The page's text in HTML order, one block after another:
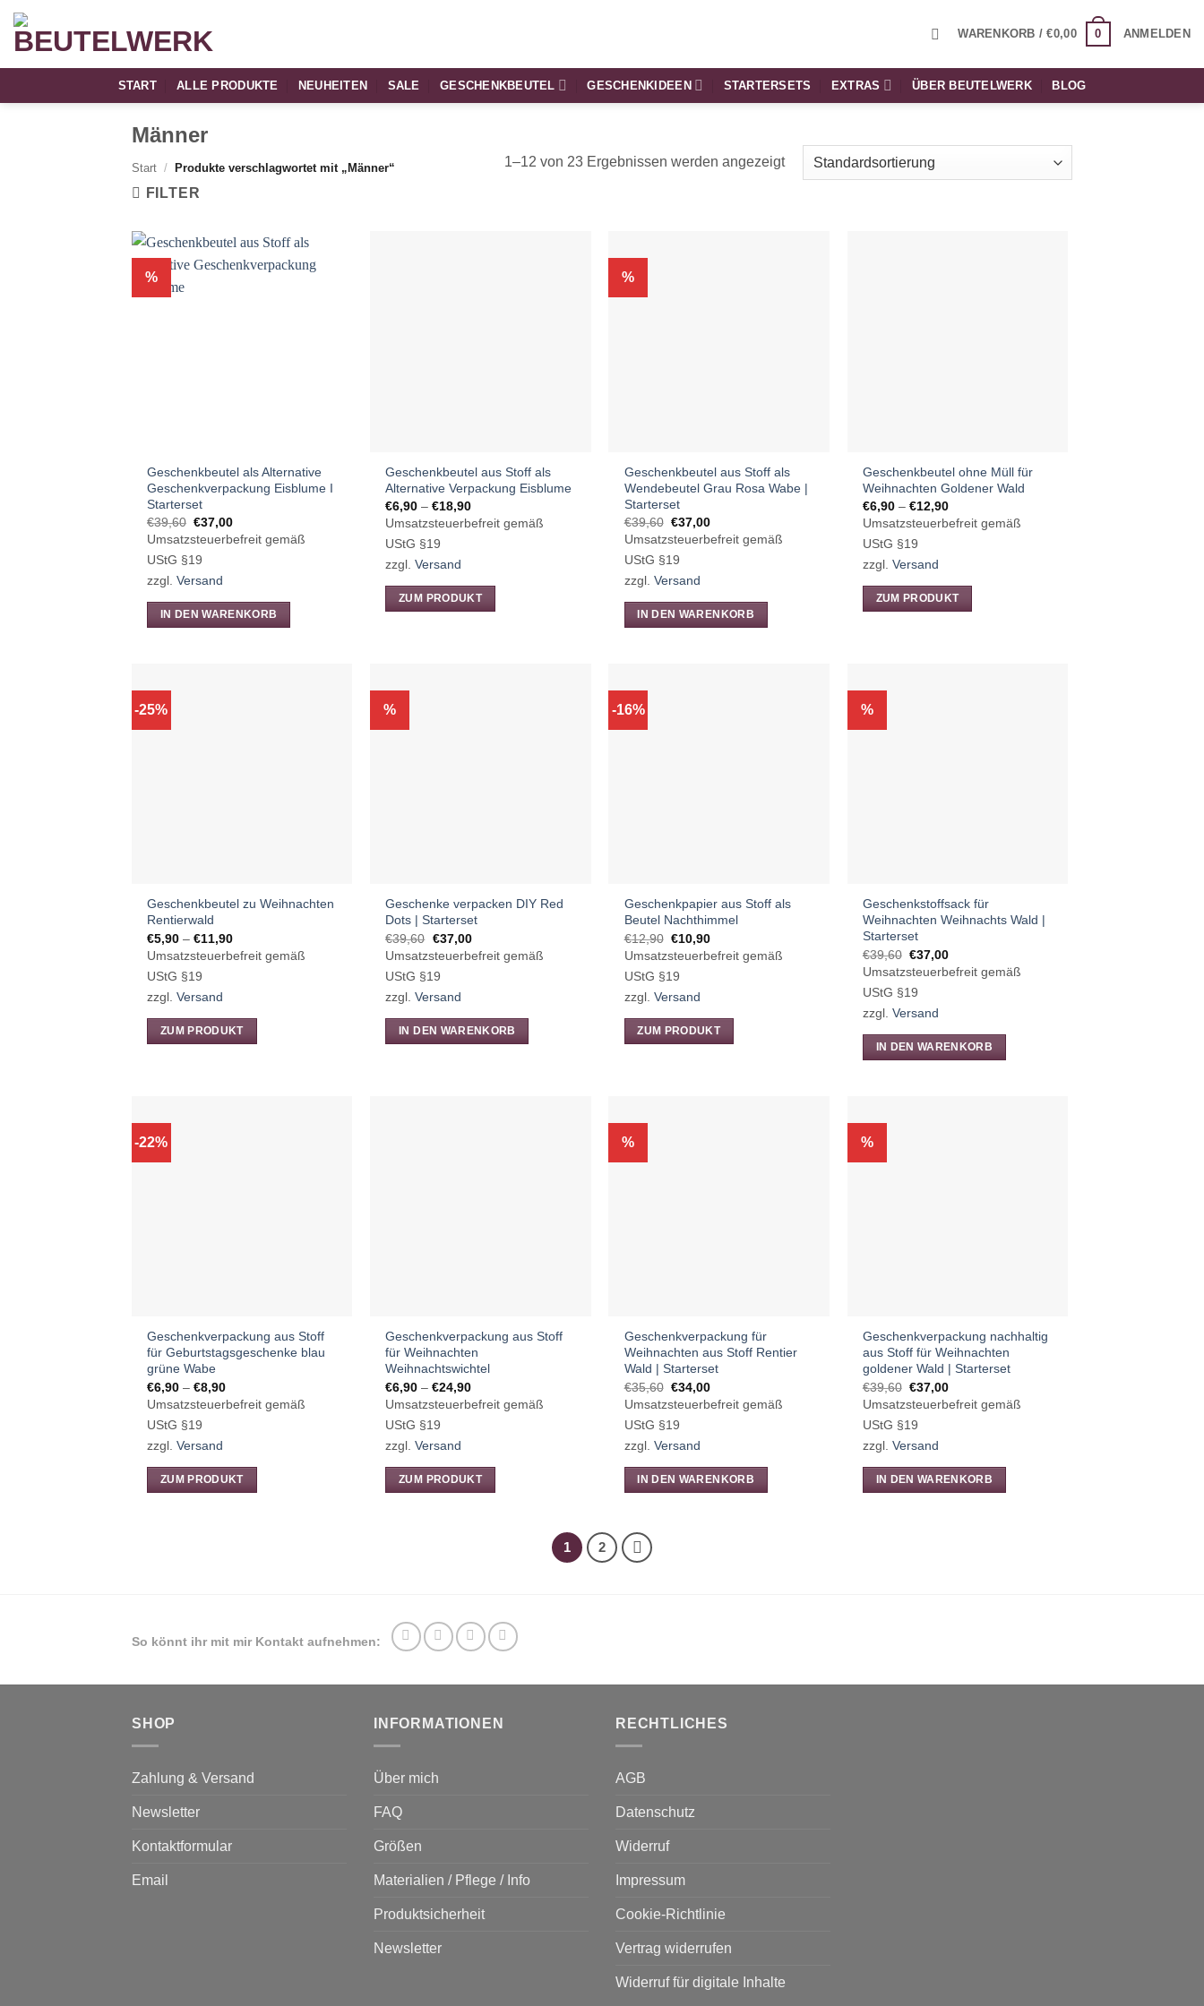
Zum
Inhalt
springen
WARENKORB /€0,00 0 ANMELDEN
START ALLE PRODUKTE NEUHEITEN SALE GESCHENKBEUTEL GESCHENKIDEEN STARTERSETS EXTRAS ÜBER BEUTELWERK BLOG
Männer
Start / Produkte verschlagwortet mit „Männer“
FILTER
1–12 von 23 Ergebnissen werden angezeigt
%
Geschenkbeutel als Alternative
Geschenkverpackung Eisblume I
Starterset
€39,60 Ursprünglicher
Preis
war:
€39,60
€37,00Aktueller
Preis
ist:
Umsatzsteuerbefreit gemäß
UStG §19
zzgl.Versand
IN DEN WARENKORB
Geschenkbeutel aus Stoff als
Alternative Verpackung Eisblume
€6,90 –€18,90Preisspanne:
€6,90
bis
Umsatzsteuerbefreit gemäß
UStG §19
zzgl.Versand
ZUM PRODUKT
Varianten
%
Geschenkbeutel aus Stoff als
Wendebeutel Grau Rosa Wabe |
Starterset
€39,60 Ursprünglicher
Preis
war:
€39,60
€37,00Aktueller
Preis
ist:
Umsatzsteuerbefreit gemäß
UStG §19
zzgl. Versand
IN DEN WARENKORB
Geschenkbeutel ohne Müll für
Weihnachten Goldener Wald
€6,90 – €12,90Preisspanne:
€6,90
bis
Umsatzsteuerbefreit gemäß
UStG §19
zzgl. Versand
ZUM PRODUKT
Varianten
-25%
Geschenkbeutel zu Weihnachten
Rentierwald
€5,90 –€11,90Preisspanne:
€5,90
bis
Umsatzsteuerbefreit gemäß
UStG §19
zzgl.Versand
ZUM PRODUKT
Varianten
%
Geschenke verpacken DIY Red
Dots | Starterset
€39,60 Ursprünglicher
Preis
war:
€39,60
€37,00Aktueller
Preis
ist:
Umsatzsteuerbefreit gemäß
UStG §19
zzgl.Versand
IN DEN WARENKORB
-16%
Geschenkpapier aus Stoff als
Beutel Nachthimmel
€12,90 Ursprünglicher
Preis
war:
€12,90
€10,90Aktueller
Preis
ist:
Umsatzsteuerbefreit gemäß
UStG §19
zzgl. Versand
ZUM PRODUKT
Varianten
%
Geschenkstoffsack für
Weihnachten Weihnachts Wald |
Starterset
€39,60 Ursprünglicher
Preis
war:
€39,60
€37,00Aktueller
Preis
ist:
Umsatzsteuerbefreit gemäß
UStG §19
zzgl. Versand
IN DEN WARENKORB
-22%
Geschenkverpackung aus Stoff
für Geburtstagsgeschenke blau
grüne Wabe
€6,90 –€8,90Preisspanne:
€6,90
bis
Umsatzsteuerbefreit gemäß
UStG §19
zzgl.Versand
ZUM PRODUKT
Optionen
auf
Produktseite
gewählt
werden
Geschenkverpackung aus Stoff
für Weihnachten
Weihnachtswichtel
€6,90 –€24,90Preisspanne:
€6,90
bis
Umsatzsteuerbefreit gemäß
UStG §19
zzgl.Versand
ZUM PRODUKT
Die
Optionen
auf
Produktseite
gewählt
werden
%
Geschenkverpackung für
Weihnachten aus Stoff Rentier
Wald | Starterset
€35,60 Ursprünglicher
Preis
war:
€35,60
€34,00Aktueller
Preis
ist:
Umsatzsteuerbefreit gemäß
UStG §19
zzgl. Versand
IN DEN WARENKORB
%
Geschenkverpackung nachhaltig
aus Stoff für Weihnachten
goldener Wald | Starterset
€39,60 Ursprünglicher
Preis
war:
€39,60
€37,00Aktueller
Preis
ist:
Umsatzsteuerbefreit gemäß
UStG §19
zzgl. Versand
IN DEN WARENKORB
1 2
So könnt ihr mit mir Kontakt aufnehmen:
SHOP
Zahlung & Versand
Newsletter
Kontaktformular
Email
INFORMATIONEN
Über mich
FAQ
Größen
Materialien / Pflege / Info
Produktsicherheit
Newsletter
RECHTLICHES
AGB
Datenschutz
Widerruf
Impressum
Cookie-Richtlinie
Vertrag widerrufen
Widerruf für digitale Inhalte